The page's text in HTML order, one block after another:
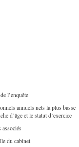
l’enquête
annuels nets la plus basse
d’âge et le statut d’exercice
du cabinet